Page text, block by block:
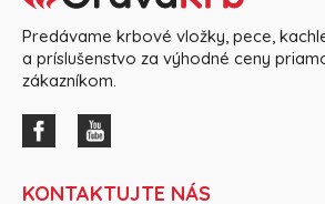
Predávame krbové vložky, pece,
a príslušenstvo za výhodné ceny
zákazníkom.
KONTAKTUJTE NÁS